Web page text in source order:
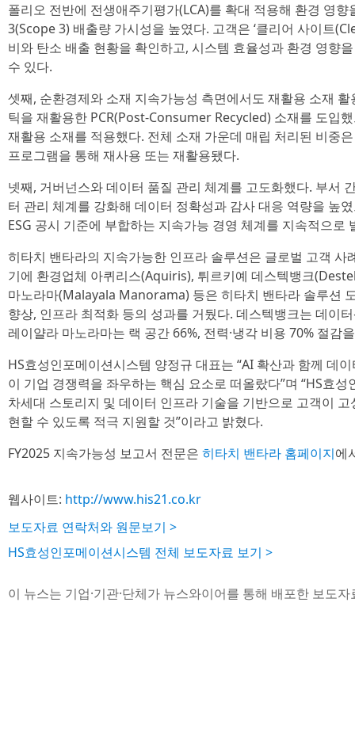
폴리오 전반에 전생애주기평가(LCA)를 확대 적용해 환경 영
3(Scope 3) 배출량 가시성을 높였다. 고객은 ‘클리어 사이트
비와 탄소 배출 현황을 확인하고, 시스템 효율성과 환경 영향
수 있다.
셋째, 순환경제와 소재 지속가능성 측면에서도 재활용 소재
틱을 재활용한 PCR(Post-Consumer Recycled) 소재를 도입
재활용 소재를 적용했다. 전체 소재 가운데 매립 처리된 비중
프로그램을 통해 재사용 또는 재활용됐다.
넷째, 거버넌스와 데이터 품질 관리 체계를 고도화했다. 부서
터 관리 체계를 강화해 데이터 정확성과 감사 대응 역량을 높
ESG 공시 기준에 부합하는 지속가능 경영 체계를 지속적으로
히타치 밴타라의 지속가능한 인프라 솔루션은 글로벌 고객 사
기에 환경업체 아퀴리스(Aquiris), 튀르키예 데스텍뱅크
마노라마(Malayala Manorama) 등은 히타치 밴타라 솔루션
향상, 인프라 최적화 등의 성과를 거뒀다. 데스텍뱅크는 데이
레이얄라 마노라마는 랙 공간 66%, 전력·냉각 비용 70% 절감
HS효성인포메이션시스템 양정규 대표는 “AI 확산과 함께 데
이 기업 경쟁력을 좌우하는 핵심 요소로 떠올랐다”며 “HS효
차세대 스토리지 및 데이터 인프라 기술을 기반으로 고객이
현할 수 있도록 적극 지원할 것”이라고 밝혔다.
FY2025 지속가능성 보고서 전문은 히타치 밴타라 홈페이지에
웹사이트: http://www.his21.co.kr
보도자료 연락처와 원문보기 >
HS효성인포메이션시스템 전체 보도자료 보기 >
이 뉴스는 기업·기관·단체가 뉴스와이어를 통해 배포한 보도